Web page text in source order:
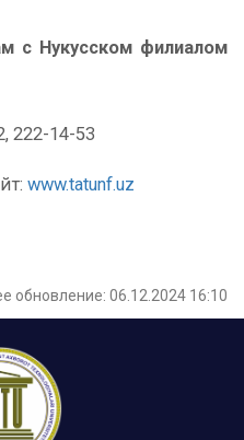
с Нукусском филиалом
222-14-53
www.tatunf.uz
обновление: 06.12.2024 16:10